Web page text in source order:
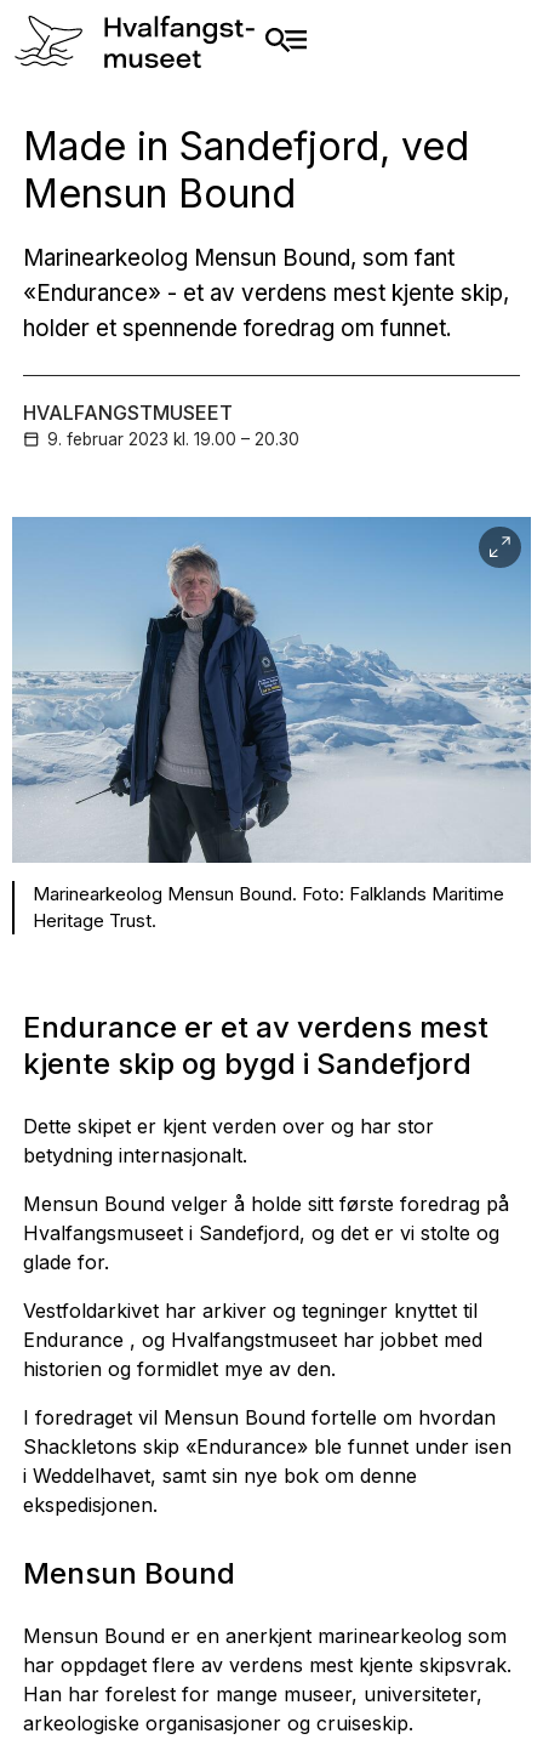
Made in Sandefjord, ved
Mensun Bound
Marinearkeolog Mensun Bound, som fant
«Endurance» - et av verdens mest kjente skip,
holder et spennende foredrag om funnet.
HVALFANGSTMUSEET
9. februar 2023 kl. 19.00 – 20.30
Marinearkeolog Mensun Bound. Foto: Falklands Maritime
Heritage Trust.
Endurance er et av verdens mest
kjente skip og bygd i Sandefjord
Dette skipet er kjent verden over og har stor
betydning internasjonalt.
Mensun Bound velger å holde sitt første foredrag på
Hvalfangsmuseet i Sandefjord, og det er vi stolte og
glade for.
Vestfoldarkivet har arkiver og tegninger knyttet til
Endurance , og Hvalfangstmuseet har jobbet med
historien og formidlet mye av den.
I foredraget vil Mensun Bound fortelle om hvordan
Shackletons skip «Endurance» ble funnet under isen
i Weddelhavet, samt sin nye bok om denne
ekspedisjonen.
Mensun Bound
Mensun Bound er en anerkjent marinearkeolog som
har oppdaget flere av verdens mest kjente skipsvrak.
Han har forelest for mange museer, universiteter,
arkeologiske organisasjoner og cruiseskip.